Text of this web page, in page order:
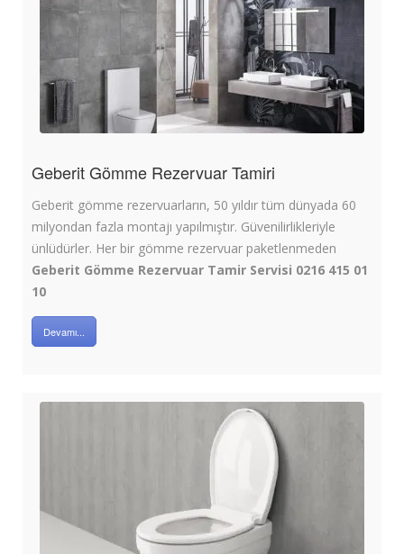
Geberit Gömme Rezervuar Tamiri
Geberit gömme rezervuarların, 50 yıldır tüm dünyada 60
milyondan fazla montajı yapılmıştır. Güvenilirlikleriyle
ünlüdürler. Her bir gömme rezervuar paketlenmeden
Geberit Gömme Rezervuar Tamir Servisi 0216 415 01
10
Devamı...